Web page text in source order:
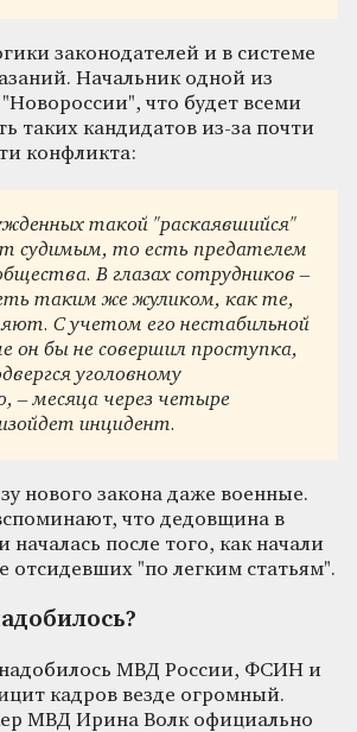
законодателей и в системе
Начальник одной из
что будет всеми
таких кандидатов из-за почти
конфликта:
такой "раскаявшийся"
судимым, то есть предателем
В глазах сотрудников –
таким же жуликом, как те,
С учетом его нестабильной
он бы не совершил проступка,
уголовному
– месяца через четыре
инцидент.
нового закона даже военные.
что дедовщина в
началась после того, как начали
отсидевших "по легким статьям".
МВД России, ФСИН и
кадров везде огромный.
МВД Ирина Волк официально